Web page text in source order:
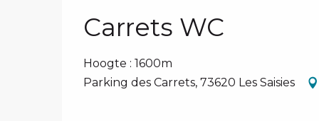
Carrets WC
Hoogte : 1600m
Parking des Carrets, 73620 Les Saisies